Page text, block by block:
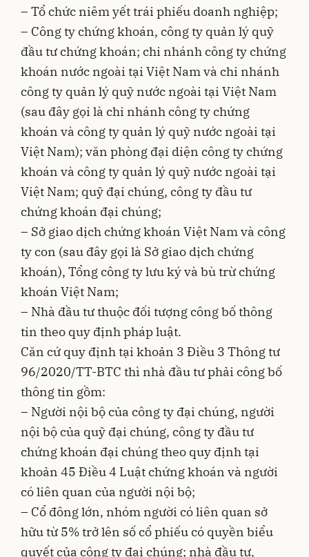
– Tổ chức niêm yết trái phiếu doanh nghiệp;
– Công ty chứng khoán, công ty quản lý quỹ
đầu tư chứng khoán; chi nhánh công ty chứng
khoán nước ngoài tại Việt Nam và chi nhánh
công ty quản lý quỹ nước ngoài tại Việt Nam
(sau đây gọi là chi nhánh công ty chứng
khoán và công ty quản lý quỹ nước ngoài tại
Việt Nam); văn phòng đại diện công ty chứng
khoán và công ty quản lý quỹ nước ngoài tại
Việt Nam; quỹ đại chúng, công ty đầu tư
chứng khoán đại chúng;
– Sở giao dịch chứng khoán Việt Nam và công
ty con (sau đây gọi là Sở giao dịch chứng
khoán), Tổng công ty lưu ký và bù trừ chứng
khoán Việt Nam;
– Nhà đầu tư thuộc đối tượng công bố thông
tin theo quy định pháp luật.
Căn cứ quy định tại khoản 3 Điều 3 Thông tư
96/2020/TT-BTC thì nhà đầu tư phải công bố
thông tin gồm:
– Người nội bộ của công ty đại chúng, người
nội bộ của quỹ đại chúng, công ty đầu tư
chứng khoán đại chúng theo quy định tại
khoản 45 Điều 4 Luật chứng khoán và người
có liên quan của người nội bộ;
– Cổ đông lớn, nhóm người có liên quan sở
hữu từ 5% trở lên số cổ phiếu có quyền biểu
quyết của công ty đại chúng; nhà đầu tư,